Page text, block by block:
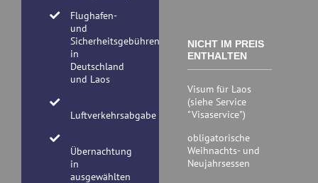
Flughafen-
und
Sicherheitsgebühren
in
Deutschland
und Laos
Luftverkehrsabgabe
Übernachtung
in
ausgewählten
NICHT IM PREIS
ENTHALTEN
Visum für Laos
(siehe Service
"Visaservice")
obligatorische
Weihnachts- und
Neujahrsessen